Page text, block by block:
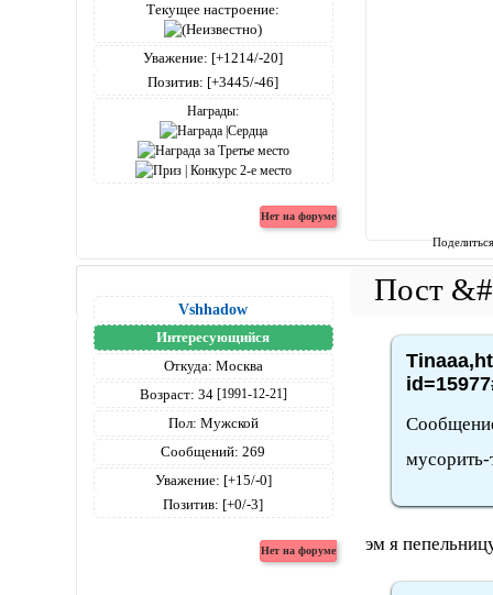
Текущее настроение:
Уважение: [+1214/-20]
Позитив: [+3445/-46]
Награды:
Vshhadow
Интересующийся
Откуда: Москва
Возраст: 34 [1991-12-21]
Пол: Мужской
Сообщений: 269
Уважение: [+15/-0]
Позитив: [+0/-3]
эм я